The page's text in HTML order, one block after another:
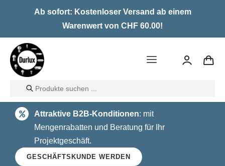
Ab sofort: Kostenloser Versand ab einem
Warenwert von CHF 60.00!
Toggle
Home
LED
Halogen
Products
search
Attraktive B2B-Konditionen: mit
Mengenrabatten und Beratung für Ihr
Projektgeschäft.
GESCHÄFTSKUNDE WERDEN